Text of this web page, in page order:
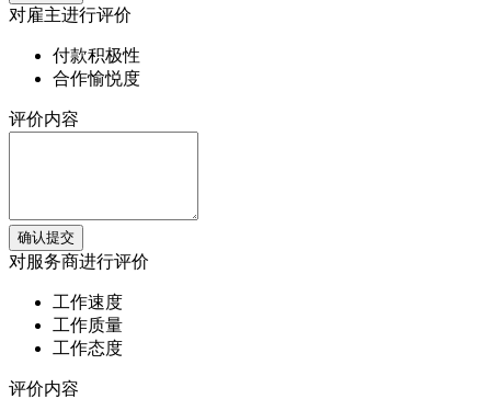
对雇主进行评价
付款积极性
合作愉悦度
评价内容
确认提交
对服务商进行评价
工作速度
工作质量
工作态度
评价内容